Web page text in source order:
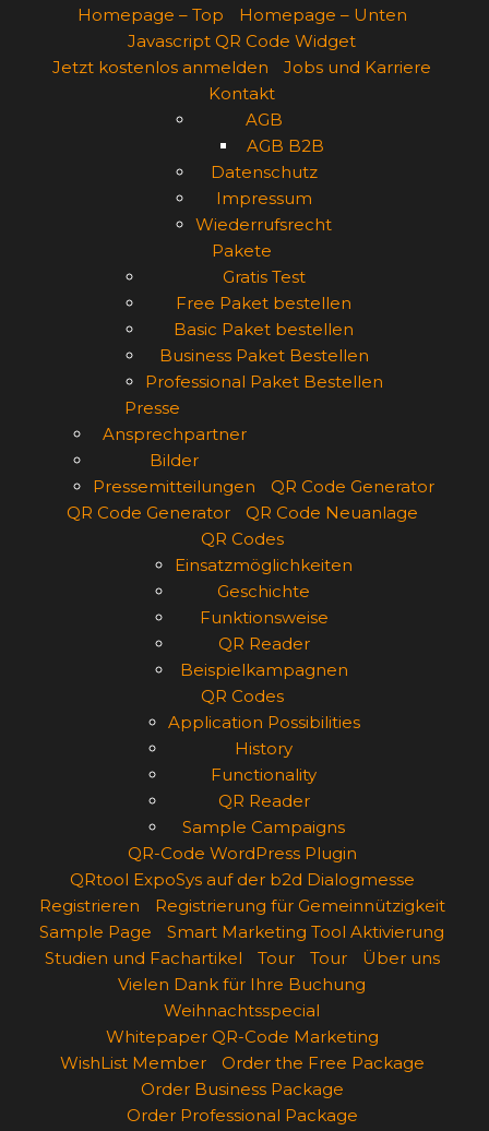
Homepage – Top
Homepage – Unten
Javascript QR Code Widget
Jetzt kostenlos anmelden
Jobs und Karriere
Kontakt
AGB
AGB B2B
Datenschutz
Impressum
Wiederrufsrecht
Pakete
Gratis Test
Free Paket bestellen
Basic Paket bestellen
Business Paket Bestellen
Professional Paket Bestellen
Presse
Ansprechpartner
Bilder
Pressemitteilungen
QR Code Generator
QR Code Generator
QR Code Neuanlage
QR Codes
Einsatzmöglichkeiten
Geschichte
Funktionsweise
QR Reader
Beispielkampagnen
QR Codes
Application Possibilities
History
Functionality
QR Reader
Sample Campaigns
QR-Code WordPress Plugin
QRtool ExpoSys auf der b2d Dialogmesse
Registrieren
Registrierung für Gemeinnützigkeit
Sample Page
Smart Marketing Tool Aktivierung
Studien und Fachartikel
Tour Tour
Über uns
Vielen Dank für Ihre Buchung
Weihnachtsspecial
Whitepaper QR-Code Marketing
WishList Member
Order the Free Package
Order Business Package
Order Professional Package